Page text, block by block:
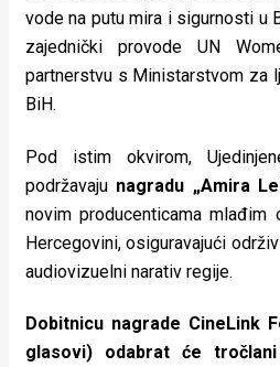
vode na putu mira i sigurnosti u
zajednički provode UN
partnerstvu s Ministarstvom za
BiH.
Pod istim okvirom,
podržavaju nagradu „Amira
novim producenticama
Hercegovini, osiguravajući
audiovizuelni narativ regije.
Dobitnicu nagrade CineLink
glasovi) odabrat će